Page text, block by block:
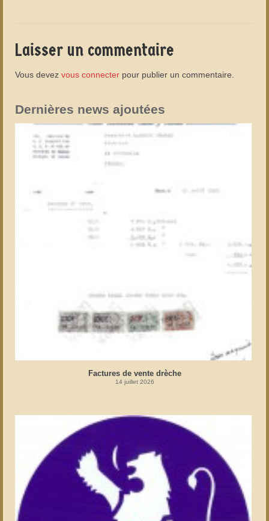
Laisser un commentaire
Vous devez vous connecter pour publier un commentaire.
Dernières news ajoutées
Factures de vente drèche
14 juillet 2026